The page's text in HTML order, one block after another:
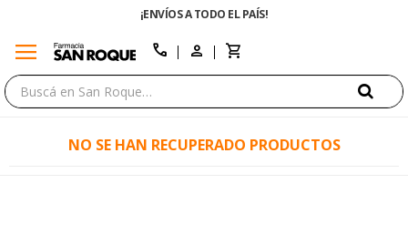
¡ENVÍOS A TODO EL PAÍS!
menu call
NO SE HAN RECUPERADO PRODUCTOS
close